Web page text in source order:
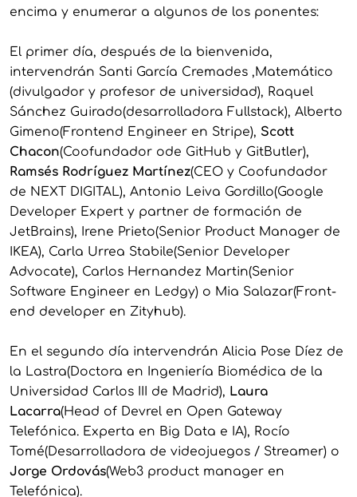
encima y enumerar a algunos de los ponentes:
El primer día, después de la bienvenida,
intervendrán Santi García Cremades ,Matemático
(divulgador y profesor de universidad), Raquel
Sánchez Guirado(desarrolladora Fullstack), Alberto
Gimeno(Frontend Engineer en Stripe), Scott
Chacon(Coofundador ode GitHub y GitButler),
Ramsés Rodríguez Martínez(CEO y Coofundador
de NEXT DIGITAL), Antonio Leiva Gordillo(Google
Developer Expert y partner de formación de
JetBrains), Irene Prieto(Senior Product Manager de
IKEA), Carla Urrea Stabile(Senior Developer
Advocate), Carlos Hernandez Martin(Senior
Software Engineer en Ledgy) o Mia Salazar(Front-
end developer en Zityhub).
En el segundo día intervendrán Alicia Pose Díez de
la Lastra(Doctora en Ingeniería Biomédica de la
Universidad Carlos III de Madrid), Laura
Lacarra(Head of Devrel en Open Gateway
Telefónica. Experta en Big Data e IA), Rocío
Tomé(Desarrolladora de videojuegos / Streamer) o
Jorge Ordovás(Web3 product manager en
Telefónica).